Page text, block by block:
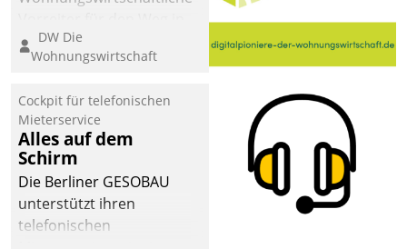
eine digitale Zukunft zu
finden, ist das Ziel des
der
Wohnungswirtschaft“.
Bewerben können sich
dafür ein Team
bestehend aus
Wohnungsunternehmen
und PropTech.
DW Die
Wohnungswirtschaft
Cockpit für telefonischen
Mieterservice
Alles auf dem
Schirm
Die Berliner GESOBAU
unterstützt ihren
telefonischen